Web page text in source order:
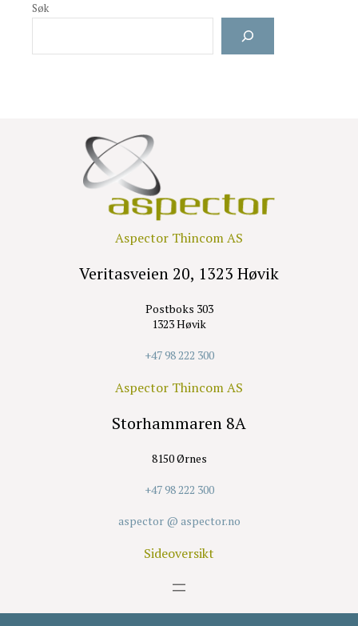
Søk
Aspector Thincom AS
Veritasveien 20, 1323 Høvik
Postboks 303
1323 Høvik
+47 98 222 300
Aspector Thincom AS
Storhammaren 8A
8150 Ørnes
+47 98 222 300
aspector @ aspector.no
Sideoversikt